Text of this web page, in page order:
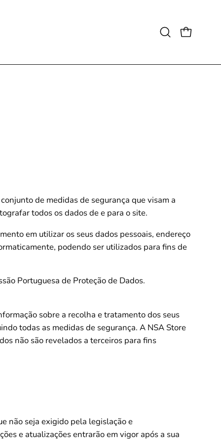
OpenOPEN
de medidas de segurança que visam a
todos os dados de e para o site.
em utilizar os seus dados pessoais, endereço
podendo ser utilizados para fins de
Portuguesa de Proteção de Dados.
sobre a recolha e tratamento dos seus
todas as medidas de segurança. A NSA Store
não são revelados a terceiros para fins
não seja exigido pela legislação e
e atualizações entrarão em vigor após a sua